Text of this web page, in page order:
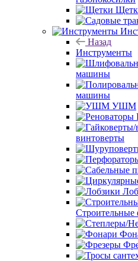
Назад
Инструменты
машины
машины
УШМ
винтоверты
Строительные